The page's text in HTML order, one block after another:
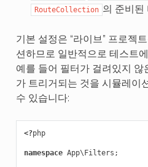
RouteCollection 의 준비된
기본 설정은 “라이브” 프로젝
션하므로 일반적으로 테스트
예를 들어 필터가 걸려있지
가 트리거되는 것을 시뮬레이
수 있습니다:
<?php
namespace App\Filters ;